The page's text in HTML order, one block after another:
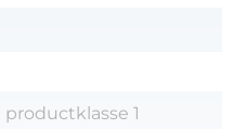
productklasse 1